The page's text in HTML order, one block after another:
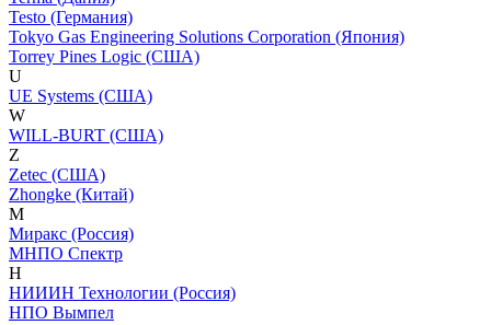
Testo (Германия)
Tokyo Gas Engineering Solutions Corporation (Япония)
Torrey Pines Logic (США)
U
UE Systems (США)
W
WILL-BURT (США)
Z
Zetec (США)
Zhongke (Китай)
М
Миракс (Россия)
МНПО Спектр
Н
НИИИН Технологии (Россия)
НПО Вымпел